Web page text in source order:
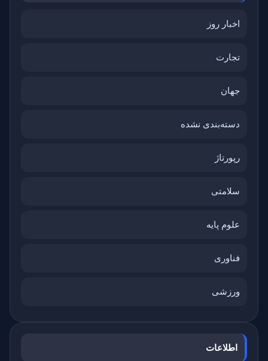
اخبار روز
تجارت
جهان
دسته‌بندی نشده
رپورتاژ
سلامتی
علوم پایه
فناوری
ورزشی
اطلاعات